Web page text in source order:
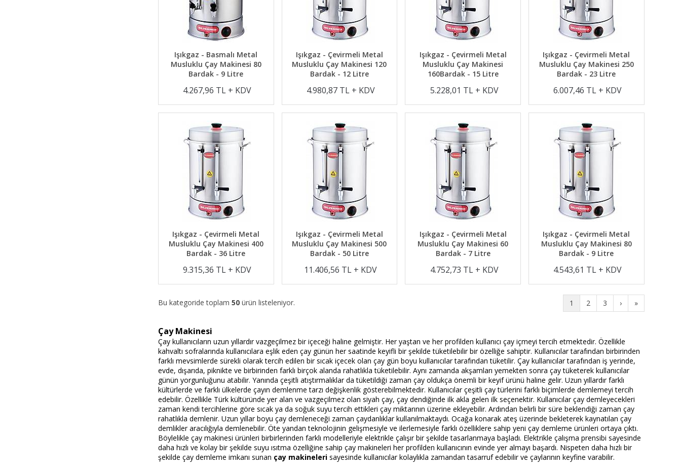
Işıkgaz - Basmalı Metal
Musluklu Çay Makinesi 80
Bardak - 9 Litre
4.267,96 TL + KDV
Işıkgaz - Çevirmeli Metal
Musluklu Çay Makinesi 120
Bardak - 12 Litre
4.980,87 TL + KDV
Işıkgaz - Çevirmeli Metal
Musluklu Çay Makinesi
160Bardak - 15 Litre
5.228,01 TL + KDV
Işıkgaz - Çevirmeli Metal
Musluklu Çay Makinesi 250
Bardak - 23 Litre
6.007,46 TL + KDV
Işıkgaz - Çevirmeli Metal
Musluklu Çay Makinesi 400
Bardak - 36 Litre
9.315,36 TL + KDV
Işıkgaz - Çevirmeli Metal
Musluklu Çay Makinesi 500
Bardak - 50 Litre
11.406,56 TL + KDV
Işıkgaz - Çevirmeli Metal
Musluklu Çay Makinesi 60
Bardak - 7 Litre
4.752,73 TL + KDV
Işıkgaz - Çevirmeli Metal
Musluklu Çay Makinesi 80
Bardak - 9 Litre
4.543,61 TL + KDV
Bu kategoride toplam 50 ürün listeleniyor. 1 2 3 › »
Çay Makinesi
Çay kullanıcıların uzun yıllardır vazgeçilmez bir içeceği haline gelmiştir. Her yaştan ve her profilden kullanıcı çay içmeyi tercih etmektedir. Özellikle
kahvaltı sofralarında kullanıcılara eşlik eden çay günün her saatinde keyifli bir şekilde tüketilebilir bir özelliğe sahiptir. Kullanıcılar tarafından birbirinden
farklı mevsimlerde sürekli olarak tercih edilen bir sıcak içecek olan çay gün boyu kullanıcılar tarafından tüketilir. Çay kullanıcılar tarafından iş yerinde,
evde, dışarıda, piknikte ve birbirinden farklı birçok alanda rahatlıkla tüketilebilir. Aynı zamanda akşamları yemekten sonra çay tüketerek kullanıcılar
günün yorgunluğunu atabilir. Yanında çeşitli atıştırmalıklar da tüketildiği zaman çay oldukça önemli bir keyif ürünü haline gelir. Uzun yıllardır farklı
kültürlerde ve farklı ülkelerde çayın demlenme tarzı değişkenlik gösterebilmektedir. Kullanıcılar çeşitli çay türlerini farklı biçimlerde demlemeyi tercih
edebilir. Özellikle Türk kültüründe yer alan ve vazgeçilmez olan siyah çay, çay dendiğinde ilk akla gelen ilk seçenektir. Kullanıcılar çay demleyecekleri
zaman kendi tercihlerine göre sıcak ya da soğuk suyu tercih ettikleri çay miktarının üzerine ekleyebilir. Ardından belirli bir süre beklendiği zaman çay
rahatlıkla demlenir. Uzun yıllar boyu çay demleneceği zaman çaydanlıklar kullanılmaktaydı. Ocağa konarak ateş üzerinde bekleterek kaynatılan çay
demlikler aracılığıyla demlenebilir. Öte yandan teknolojinin gelişmesiyle ve ilerlemesiyle farklı özelliklere sahip yeni çay demleme ürünleri ortaya çıktı.
Böylelikle çay makinesi ürünleri birbirlerinden farklı modelleriyle elektrikle çalışır bir şekilde tasarlanmaya başladı. Elektrikle çalışma prensibi sayesinde
daha hızlı ve kolay bir şekilde suyu ısıtma özelliğine sahip çay makineleri her profilden kullanıcının evinde yer almayı başardı. Nispeten daha hızlı bir
şekilde çay demleme imkanı sunan çay makineleri sayesinde kullanıcılar kolaylıkla zamandan tasarruf edebilir ve çaylarının keyfine varabilir.